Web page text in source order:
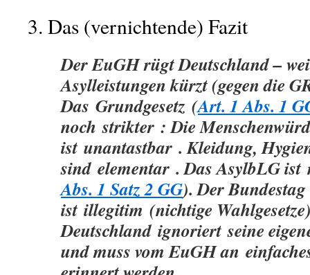
3. Das (vernichtende) Fazit
Der EuGH rügt Deutschland –
Asylleistungen kürzt (gegen die
Das Grundgesetz (Art. 1 Abs. 1
noch strikter : Die
ist unantastbar . Kleidung,
sind elementar . Das AsylbLG ist
Abs. 1 Satz 2 GG). Der Bundestag
ist illegitim (nichtige
Deutschland ignoriert seine
und muss vom EuGH an